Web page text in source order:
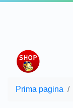
Prima pagina